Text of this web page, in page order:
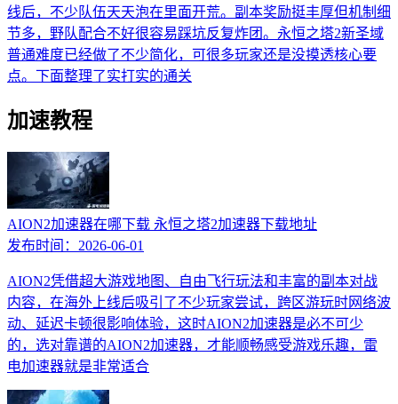
线后，不少队伍天天泡在里面开荒。副本奖励挺丰厚但机制细
节多，野队配合不好很容易踩坑反复炸团。永恒之塔2新圣域
普通难度已经做了不少简化，可很多玩家还是没摸透核心要
点。下面整理了实打实的通关
加速教程
AION2加速器在哪下载 永恒之塔2加速器下载地址
发布时间： 2026-06-01
AION2凭借超大游戏地图、自由飞行玩法和丰富的副本对战
内容，在海外上线后吸引了不少玩家尝试，跨区游玩时网络波
动、延迟卡顿很影响体验，这时AION2加速器是必不可少
的，选对靠谱的AION2加速器，才能顺畅感受游戏乐趣，雷
电加速器就是非常适合